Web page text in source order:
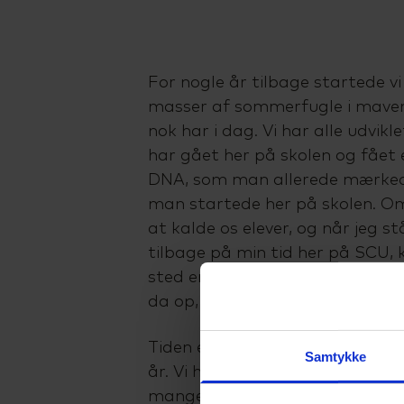
Samtykke
For nogle år tilbage startede vi
masser af sommerfugle i
nok har i dag. Vi har alle
har gået her på skolen og fået
DNA, som man allerede
man startede her på skolen.
at kalde os elever, og når jeg
tilbage på min tid her på SCU,
sted er det bedste sted at lære
da op, hvor har vi haft en
Tiden er bare gået enormt
år. Vi har både været på
mange forskellige